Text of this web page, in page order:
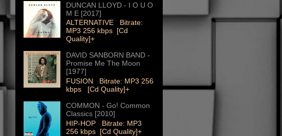
DUNCAN LLOYD - I O U O
M E [2017]
ALTERNATIVE Bitrate:
MP3 256 kbps [Cd
Quality]+
DAVID SANBORN BAND -
Promise Me The Moon
[1977]
FUSION Bitrate: MP3 256
kbps [Cd Quality]+
COMMON - Go! Common
Classics [2010]
HIP-HOP Bitrate: MP3
256 kbps [Cd Quality]+